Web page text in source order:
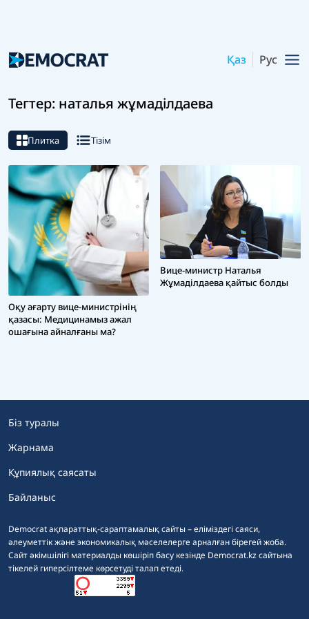
Қаз Рус
Тегтер: наталья жұмаділдаева
Плитка Тізім
Оқу ағарту вице-министрінің
қазасы: Медицинамыз ажал
ошағына айналғаны ма?
Вице-министр Наталья
Жұмаділдаева қайтыс болды
Democrat ақпараттық-сараптамалық сайты – еліміздегі саяси,
әлеуметтік және экономикалық мәселелерге арналған бірегей жоба.
Сайт әкімшілігі материалды көшіріп басу кезінде Democrat.kz сайтына
тікелей гиперсілтеме көрсетуді талап етеді.
Біз туралы
Жарнама
Құпиялық саясаты
Байланыс